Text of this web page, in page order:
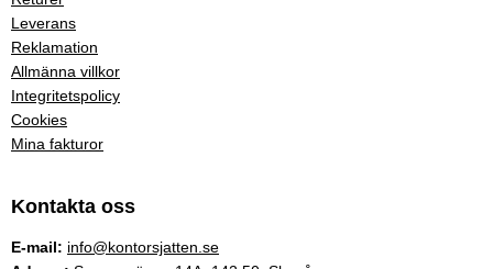
Leverans
Reklamation
Allmänna villkor
Integritetspolicy
Cookies
Mina fakturor
Kontakta oss
E-mail: info@kontorsjatten.se